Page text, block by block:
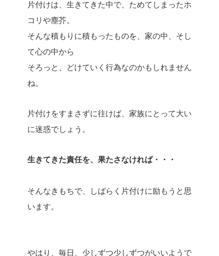
片付けは、生きてきた中で、ためてしまったホ
コリや塵芥。
そんな積もりに積もったものを、家の中、そし
て心の中から
そろっと、どけていく行為なのかもしれません
ね。
片付けをすまさずに往けば、家族にとって大い
に迷惑でしょう。
生きてきた責任を、果たさなければ・・・
そんなきもちで、しばらく片付けに励もうと思
います。
やはり、毎日、少しずつ少しずつがいいようで